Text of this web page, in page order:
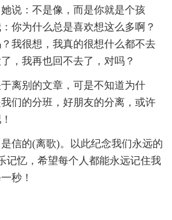
说：不是像，而是你就是个孩
你为什么总是喜欢想这么多啊？
我很想，我真的很想什么都不去
，我再也回不去了，对吗？
离别的文章，可是不知道为什
们的分班，好朋友的分离，或许
信的(离歌)。以此纪念我们永远的
记忆，希望每个人都能永远记住我
秒！